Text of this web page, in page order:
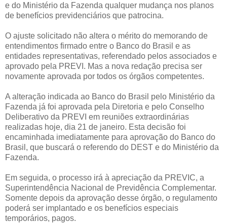
e do Ministério da Fazenda qualquer mudança nos planos
de benefícios previdenciários que patrocina.
O ajuste solicitado não altera o mérito do memorando de
entendimentos firmado entre o Banco do Brasil e as
entidades representativas, referendado pelos associados e
aprovado pela PREVI. Mas a nova redação precisa ser
novamente aprovada por todos os órgãos competentes.
A alteração indicada ao Banco do Brasil pelo Ministério da
Fazenda já foi aprovada pela Diretoria e pelo Conselho
Deliberativo da PREVI em reuniões extraordinárias
realizadas hoje, dia 21 de janeiro. Esta decisão foi
encaminhada imediatamente para aprovação do Banco do
Brasil, que buscará o referendo do DEST e do Ministério da
Fazenda.
Em seguida, o processo irá à apreciação da PREVIC, a
Superintendência Nacional de Previdência Complementar.
Somente depois da aprovação desse órgão, o regulamento
poderá ser implantado e os benefícios especiais
temporários, pagos.